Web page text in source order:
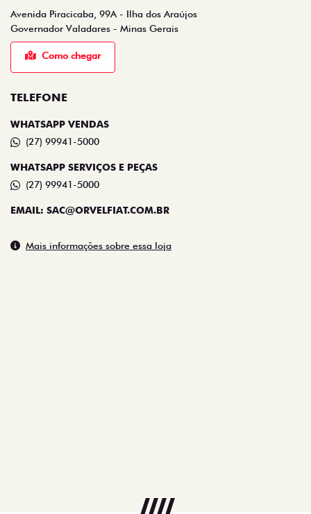
Como chegar
TELEFONE
WHATSAPP SERVIÇOS E PEÇAS
(27) 99941-5000
EMAIL: SAC@ORVELFIAT.COM.BR
Mais informações sobre essa loja